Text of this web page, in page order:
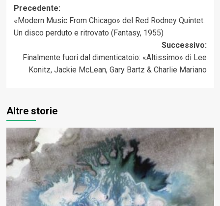
Navigazione
articolo
Precedente:
«Modern Music From Chicago» del Red Rodney Quintet.
Un disco perduto e ritrovato (Fantasy, 1955)
Successivo:
Finalmente fuori dal dimenticatoio: «Altissimo» di Lee
Konitz, Jackie McLean, Gary Bartz & Charlie Mariano
Altre storie